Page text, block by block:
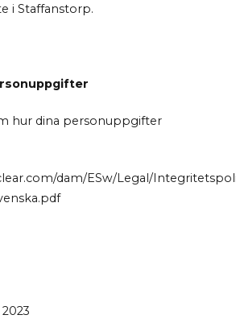
i Staffanstorp.
hur dina personuppgifter
dam/ESw/Legal/